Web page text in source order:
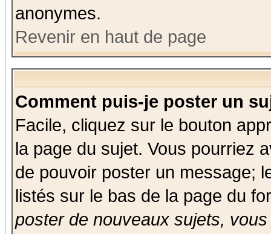
anonymes.
Revenir en haut de page
Comment puis-je poster un
Facile, cliquez sur le bouton
la page du sujet. Vous pourriez
de pouvoir poster un message;
listés sur le bas de la page du
poster de nouveaux sujets,